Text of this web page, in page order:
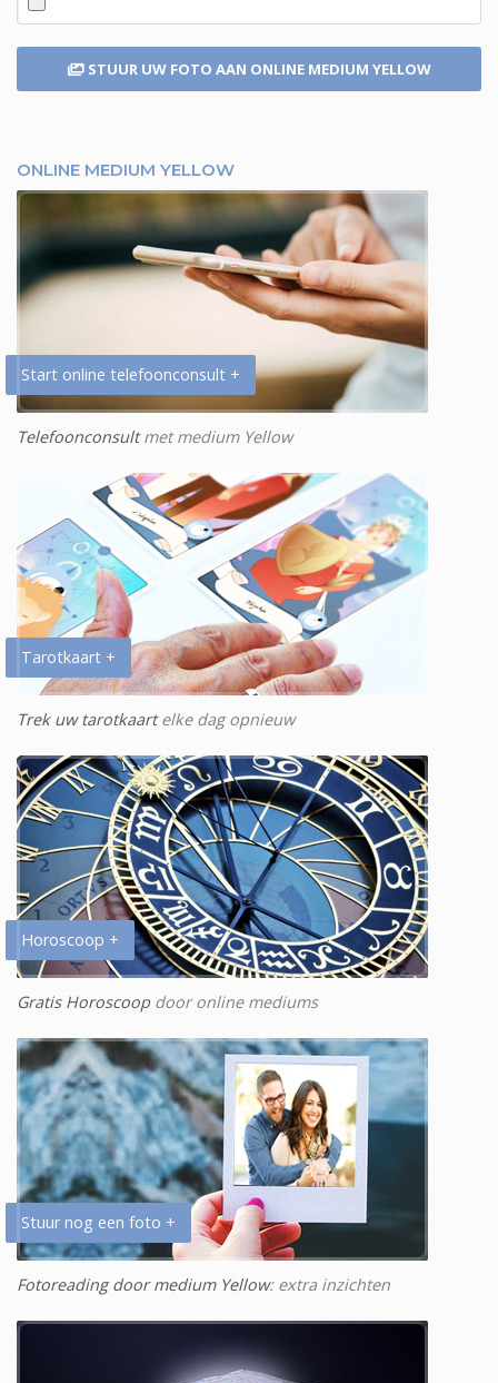
STUUR UW FOTO AAN ONLINE MEDIUM YELLOW
ONLINE MEDIUM YELLOW
Start online telefoonconsult +
Telefoonconsultmet medium Yellow
Tarotkaart +
Trek uw tarotkaartelke dag opnieuw
Horoscoop +
Gratis Horoscoopdoor online mediums
Stuur nog een foto +
Fotoreading door medium Yellow: extra inzichten